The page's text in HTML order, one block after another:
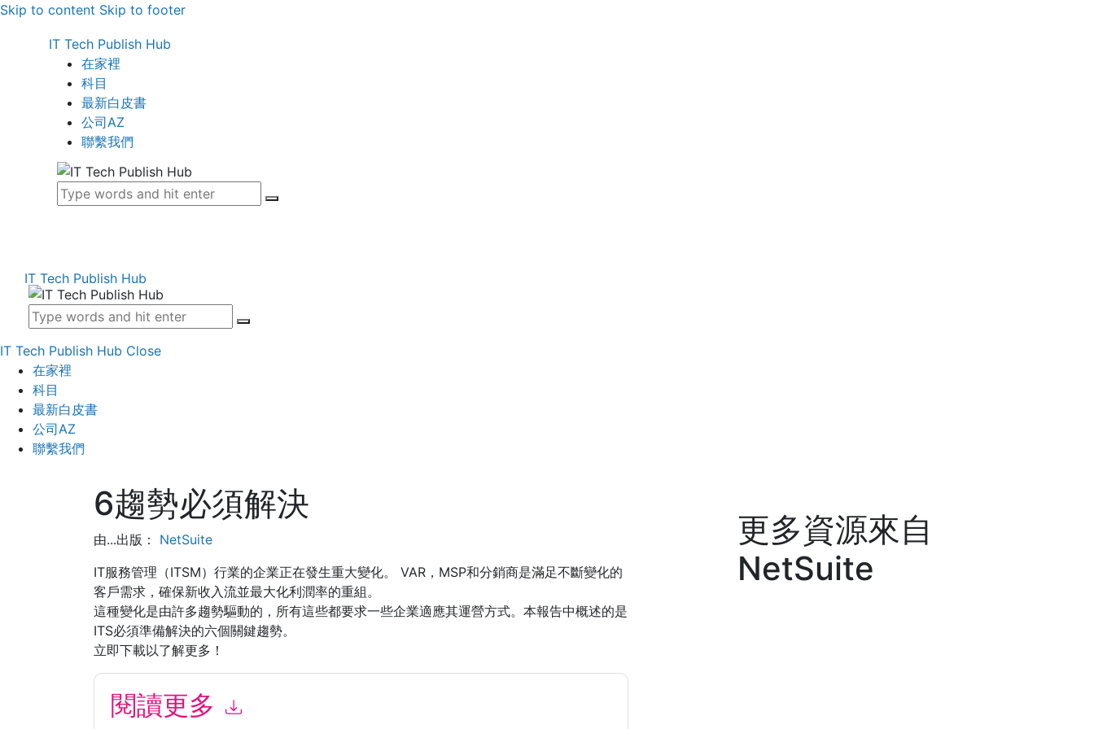
Skip to content Skip to footer
IT Tech Publish Hub
在家裡
科目
最新白皮書
公司AZ
聯繫我們
IT Tech Publish Hub
IT Tech Publish Hub Close
在家裡
科目
最新白皮書
公司AZ
聯繫我們
6趨勢必須解決
由...出版： NetSuite
IT服務管理（ITSM）行業的企業正在發生重大變化。 VAR，MSP和分銷商是滿足不斷變化的
客戶需求，確保新收入流並最大化利潤率的重組。
這種變化是由許多趨勢驅動的，所有這些都要求一些企業適應其運營方式。本報告中概述的是
ITS必須準備解決的六個關鍵趨勢。
立即下載以了解更多！
閱讀更多
更多資源來自
NetSuite